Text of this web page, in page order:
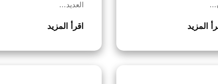
المزيد
العديد…
اقرأ المزيد